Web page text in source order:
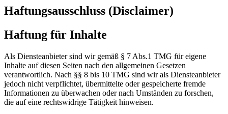
Haftungsausschluss (Disclaimer)
Haftung für Inhalte
Als Diensteanbieter sind wir gemäß § 7 Abs.1 TMG für eigene
Inhalte auf diesen Seiten nach den allgemeinen Gesetzen
verantwortlich. Nach §§ 8 bis 10 TMG sind wir als Diensteanbieter
jedoch nicht verpflichtet, übermittelte oder gespeicherte fremde
Informationen zu überwachen oder nach Umständen zu forschen,
die auf eine rechtswidrige Tätigkeit hinweisen.